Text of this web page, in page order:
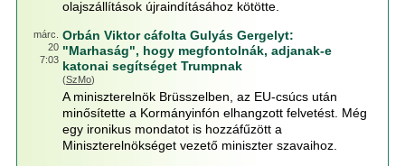
olajszállítások újraindításához kötötte.
márc.
20
7:03
Orbán Viktor cáfolta Gulyás Gergelyt:
"Marhaság", hogy megfontolnák, adjanak-e
katonai segítséget Trumpnak
(SzMo)
A miniszterelnök Brüsszelben, az EU-csúcs után
minősítette a Kormányinfón elhangzott felvetést. Még
egy ironikus mondatot is hozzáfűzött a
Miniszterelnökséget vezető miniszter szavaihoz.